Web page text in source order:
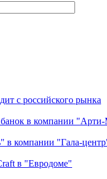
с российского рынка
в компании
в компании "Гала-
в "Евродоме"